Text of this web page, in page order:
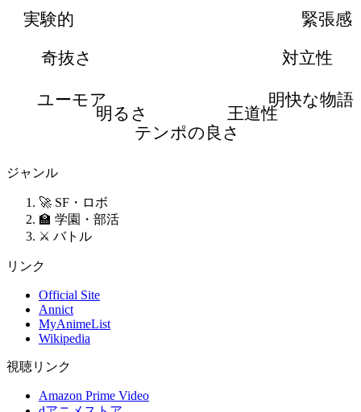
緊張感
対立性
明快な物語
王道性
テンポの良さ
明るさ
ユーモア
奇抜さ
実験的
ジャンル
🚀 SF・ロボ
🏫 学園・部活
⚔️ バトル
リンク
Official Site
Annict
MyAnimeList
Wikipedia
視聴リンク
Amazon Prime Video